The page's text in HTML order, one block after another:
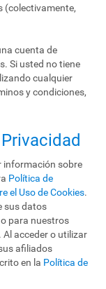
(colectivamente,
cuenta de
Si usted no tiene
cualquier
y condiciones,
información sobre
Política de
el Uso de Cookies.
sus datos
para nuestros
Al acceder o utilizar
afiliados
en la Política de